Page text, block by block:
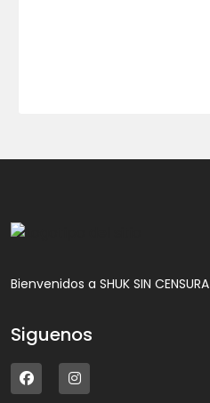
Bienvenidos a SHUK SIN CENSURA
Siguenos